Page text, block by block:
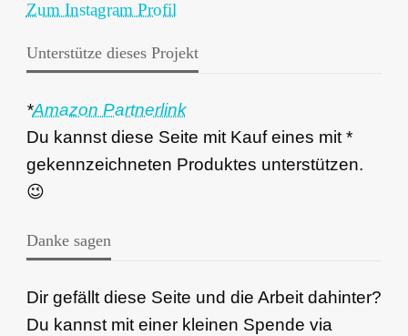
Zum Instagram Profil
Unterstütze dieses Projekt
*Amazon Partnerlink
Du kannst diese Seite mit Kauf eines mit *
gekennzeichneten Produktes unterstützen.
😉
Danke sagen
Dir gefällt diese Seite und die Arbeit dahinter?
Du kannst mit einer kleinen Spende via